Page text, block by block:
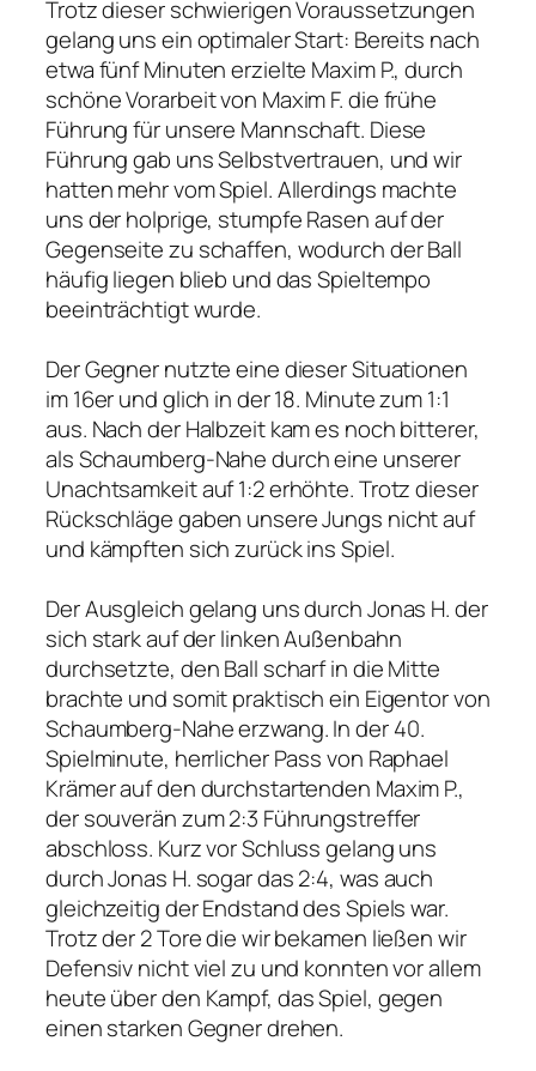
Trotz dieser schwierigen Voraussetzungen
gelang uns ein optimaler Start: Bereits nach
etwa fünf Minuten erzielte Maxim P., durch
schöne Vorarbeit von Maxim F. die frühe
Führung für unsere Mannschaft. Diese
Führung gab uns Selbstvertrauen, und wir
hatten mehr vom Spiel. Allerdings machte
uns der holprige, stumpfe Rasen auf der
Gegenseite zu schaffen, wodurch der Ball
häufig liegen blieb und das Spieltempo
beeinträchtigt wurde.
Der Gegner nutzte eine dieser Situationen
im 16er und glich in der 18. Minute zum 1:1
aus. Nach der Halbzeit kam es noch bitterer,
als Schaumberg-Nahe durch eine unserer
Unachtsamkeit auf 1:2 erhöhte. Trotz dieser
Rückschläge gaben unsere Jungs nicht auf
und kämpften sich zurück ins Spiel.
Der Ausgleich gelang uns durch Jonas H. der
sich stark auf der linken Außenbahn
durchsetzte, den Ball scharf in die Mitte
brachte und somit praktisch ein Eigentor von
Schaumberg-Nahe erzwang. In der 40.
Spielminute, herrlicher Pass von Raphael
Krämer auf den durchstartenden Maxim P.,
der souverän zum 2:3 Führungstreffer
abschloss. Kurz vor Schluss gelang uns
durch Jonas H. sogar das 2:4, was auch
gleichzeitig der Endstand des Spiels war.
Trotz der 2 Tore die wir bekamen ließen wir
Defensiv nicht viel zu und konnten vor allem
heute über den Kampf, das Spiel, gegen
einen starken Gegner drehen.